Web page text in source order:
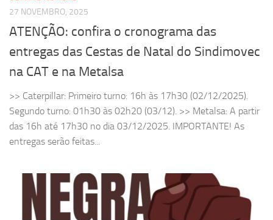
27 NOVEMBRO, 2025
ATENÇÃO: confira o cronograma das
entregas das Cestas de Natal do Sindimovec
na CAT e na Metalsa
>> Caterpillar: Primeiro turno: 16h às 17h30 (02/12/2025).
Segundo turno: 01h30 às 02h20 (03/12). >> Metalsa: A partir
das 16h até 17h30 no dia 03/12/2025. IMPORTANTE! As
entregas serão feitas...